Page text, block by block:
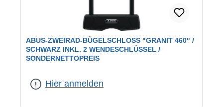
ABUS-ZWEIRAD-BÜGELSCHLOSS "GRANIT 460" /
SCHWARZ INKL. 2 WENDESCHLÜSSEL /
SONDERNETTOPREIS
Hier anmelden